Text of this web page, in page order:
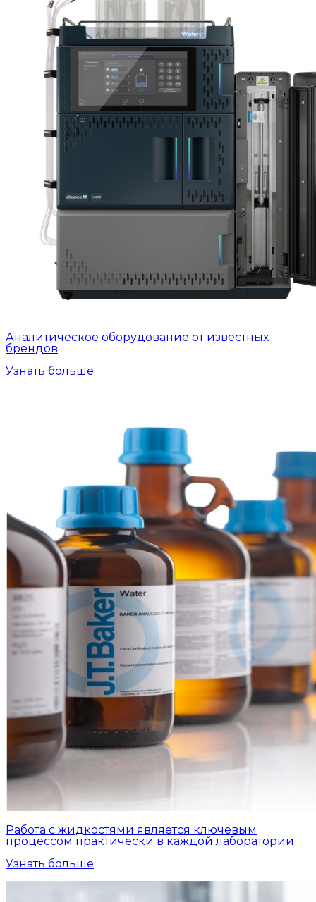
Аналитическое оборудование от известных
брендов
Узнать больше
Работа с жидкостями является ключевым
процессом практически в каждой лаборатории
Узнать больше